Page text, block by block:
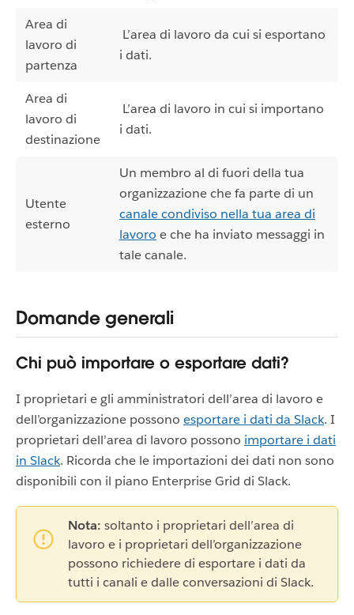
Area di
lavoro di
partenza
L’area di lavoro da cui si esportano
i dati.
Area di
lavoro di
destinazione
L’area di lavoro in cui si importano
i dati.
Utente
esterno
Un membro al di fuori della tua
organizzazione che fa parte di un
canale condiviso nella tua area di
lavoro e che ha inviato messaggi in
tale canale.
Domande generali
Chi può importare o esportare dati?
I proprietari e gli amministratori dell’area di lavoro e
dell’organizzazione possono esportare i dati da Slack. I
proprietari dell’area di lavoro possono importare i dati
in Slack. Ricorda che le importazioni dei dati non sono
disponibili con il piano Enterprise Grid di Slack.
Nota: soltanto i proprietari dell’area di
lavoro e i proprietari dell’organizzazione
possono richiedere di esportare i dati da
tutti i canali e dalle conversazioni di Slack.